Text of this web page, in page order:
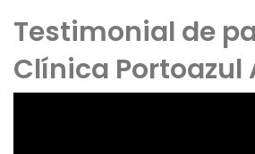
Testimonial de
Clínica Portoazul